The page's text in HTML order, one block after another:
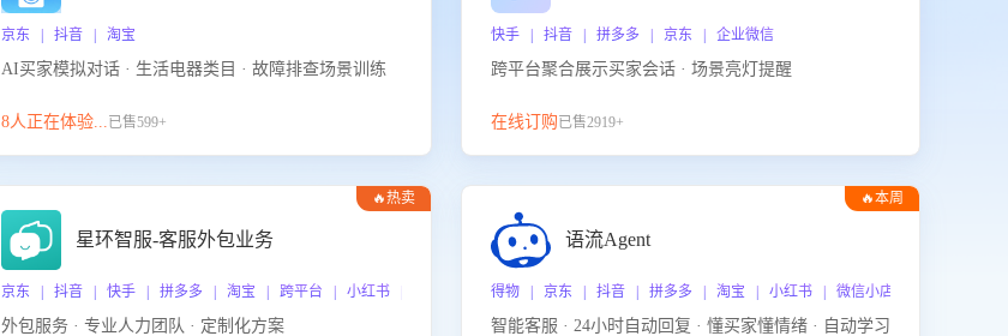
京东 | 抖音 | 淘宝
AI买家模拟对话 · 生活电器类目 · 故障排查场景训练
8人正在体验...已售599+
快手 | 抖音 | 拼多多 | 京东 | 企业微信
跨平台聚合展示买家会话 · 场景亮灯提醒
在线订购已售2919+
🔥热卖
星环智服-客服外包业务
京东 | 抖音 | 快手 | 拼多多 | 淘宝 | 跨平台 | 小红书 | 得物 | 企业微信
外包服务 · 专业人力团队 · 定制化方案
🔥本周
语流Agent
得物 | 京东 | 抖音 | 拼多多 | 淘宝 | 小红书 | 微信小店 | 快手 | 唯品
智能客服 · 24小时自动回复 · 懂买家懂情绪 · 自动学习